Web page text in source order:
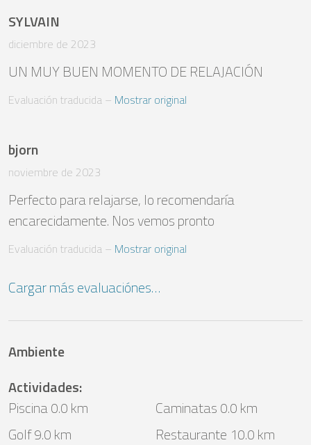
SYLVAIN
diciembre de 2023
UN MUY BUEN MOMENTO DE RELAJACIÓN
Evaluación traducida – Mostrar original
bjorn
noviembre de 2023
Perfecto para relajarse, lo recomendaría
encarecidamente. Nos vemos pronto
Evaluación traducida – Mostrar original
Cargar más evaluaciónes…
Ambiente
Actividades:
Piscina 0.0 km
Caminatas 0.0 km
Golf 9.0 km
Restaurante 10.0 km